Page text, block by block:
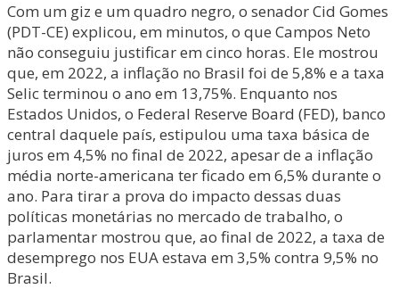
Com um giz e um quadro negro, o senador Cid Gomes
(PDT-CE) explicou, em minutos, o que Campos Neto
não conseguiu justificar em cinco horas. Ele mostrou
que, em 2022, a inflação no Brasil foi de 5,8% e a taxa
Selic terminou o ano em 13,75%. Enquanto nos
Estados Unidos, o Federal Reserve Board (FED), banco
central daquele país, estipulou uma taxa básica de
juros em 4,5% no final de 2022, apesar de a inflação
média norte-americana ter ficado em 6,5% durante o
ano. Para tirar a prova do impacto dessas duas
políticas monetárias no mercado de trabalho, o
parlamentar mostrou que, ao final de 2022, a taxa de
desemprego nos EUA estava em 3,5% contra 9,5% no
Brasil.